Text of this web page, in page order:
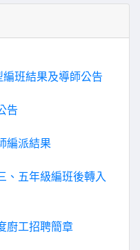
班結果及導師公告
告
編派結果
、五年級編班後轉入
廚工招聘簡章